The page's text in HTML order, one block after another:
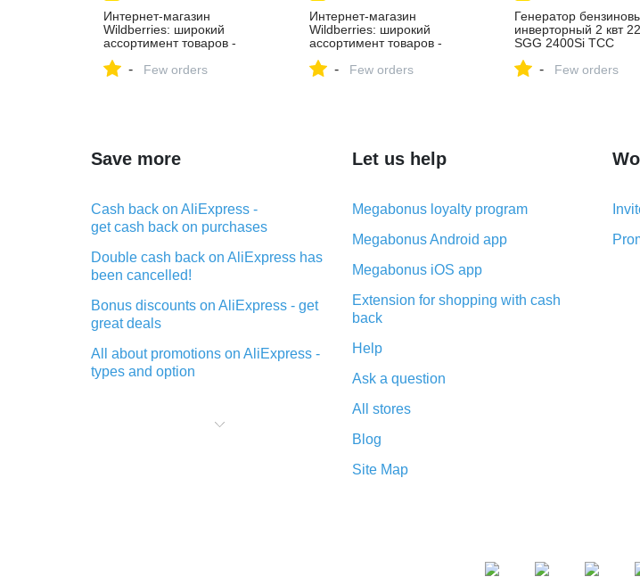
Интернет‑магазин
Wildberries: широкий
ассортимент товаров -
- Few orders
Интернет‑магазин
Wildberries: широкий
ассортимент товаров -
- Few orders
Генератор
инверторный 2 квт
SGG 2400Si ТСС
₽ в интернет‑магазине
- Few orders
Save more
Cash back on AliExpress -
get cash back on purchases
Double cash back on AliExpress has
been cancelled!
Bonus discounts on AliExpress - get
great deals
All about promotions on AliExpress -
types and option
purchases on AliExpress - short and
Let us help
Megabonus loyalty program
Megabonus Android app
Megabonus iOS app
Extension for shopping with cash
back
Help
Ask a question
All stores
Blog
Site Map